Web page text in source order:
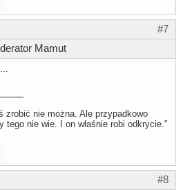
#7
Mamut
nie można. Ale przypadkowo
tego nie wie. I on właśnie robi odkrycie."
#8